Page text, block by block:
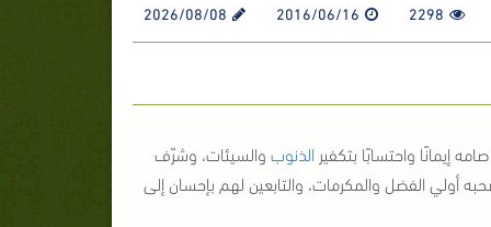
2298
2016/06/16
2026/08/08
إيمانًا واحتسابًا بتكفير الذنوب والسيئات، وشرّف
أولي الفضل والمكرمات، والتابعين لهم بإحسان إلى